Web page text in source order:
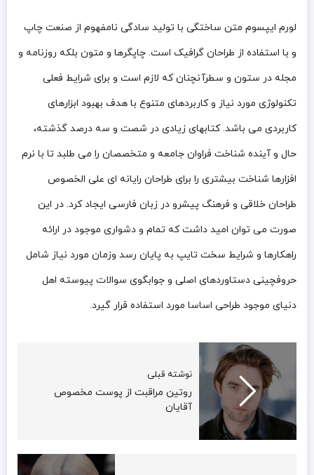
لورم ایپسوم متن ساختگی با تولید سادگی نامفهوم از صنعت چاپ
و با استفاده از طراحان گرافیک است. چاپگرها و متون بلکه روزنامه و
مجله در ستون و سطرآنچنان که لازم است و برای شرایط فعلی
تکنولوژی مورد نیاز و کاربردهای متنوع با هدف بهبود ابزارهای
کاربردی می باشد. کتابهای زیادی در شصت و سه درصد گذشته،
حال و آینده شناخت فراوان جامعه و متخصصان را می طلبد تا با نرم
افزارها شناخت بیشتری را برای طراحان رایانه ای علی الخصوص
طراحان خلاقی و فرهنگ پیشرو در زبان فارسی ایجاد کرد. در این
صورت می توان امید داشت که تمام و دشواری موجود در ارائه
راهکارها و شرایط سخت تایپ به پایان رسد وزمان مورد نیاز شامل
حروفچینی دستاوردهای اصلی و جوابگوی سوالات پیوسته اهل
دنیای موجود طراحی اساسا مورد استفاده قرار گیرد.
نوشته قبلی
روتین مراقبت از پوست مخصوص
آقایان